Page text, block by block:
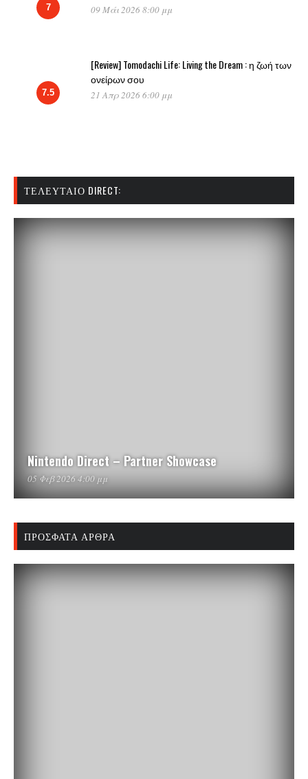
7 09 Μάι 2026 8:00 μμ
7.5
[Review] Tomodachi Life: Living the Dream : η ζωή των
ονείρων σου
21 Απρ 2026 6:00 μμ
ΤΕΛΕΥΤΑΊΟ DIRECT:
Nintendo Direct – Partner Showcase
05 Φεβ 2026 4:00 μμ
ΠΡΌΣΦΑΤΑ ΆΡΘΡΑ